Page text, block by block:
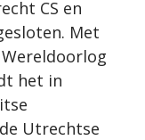
CS en
Met
het in
Utrechtse